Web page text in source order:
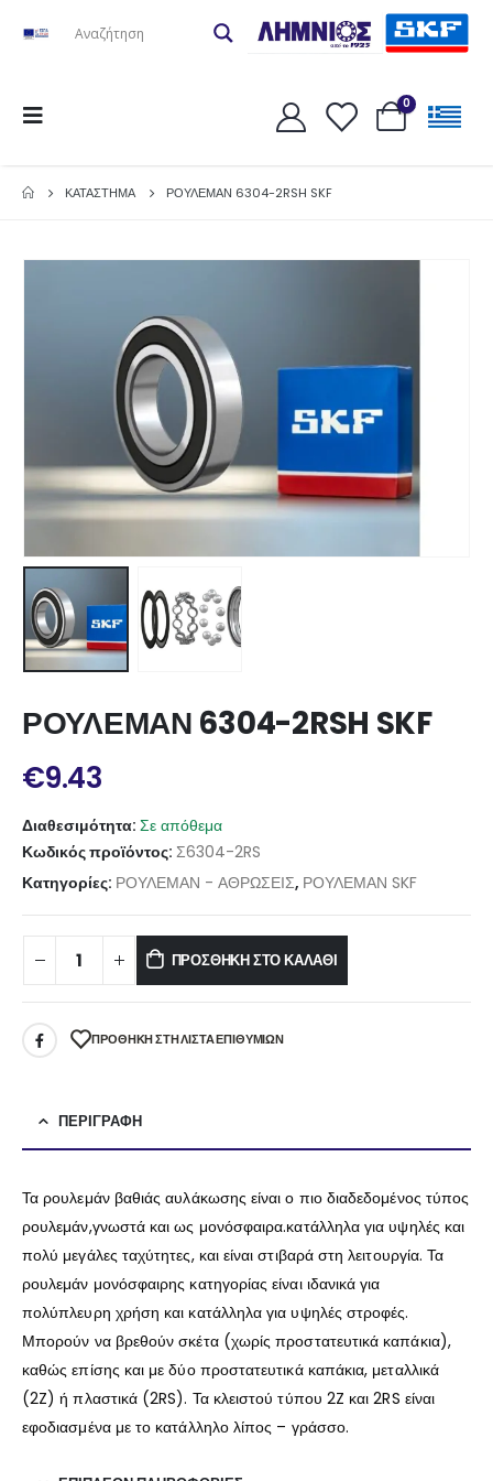
0
ΚΑΤΆΣΤΗΜΑ ΡΟΥΛΕΜΑΝ 6304-2RSH SKF
ΡΟΥΛΕΜΑΝ 6304-2RSH SKF
€9.43
Διαθεσιμότητα: Σε απόθεμα
Κωδικός προϊόντος: Σ6304-2RS
Κατηγορίες: ΡΟΥΛΕΜΑΝ - ΑΘΡΩΣΕΙΣ, ΡΟΥΛΕΜΑΝ SKF
ΠΡΟΣΘΉΚΗ ΣΤΟ ΚΑΛΆΘΙ
ΠΡΌΘΉΚΗ ΣΤΗ ΛΊΣΤΑ ΕΠΙΘΥΜΙΏΝ
ΠΕΡΙΓΡΑΦΉ
Τα ρουλεμάν βαθιάς αυλάκωσης είναι ο πιο διαδεδομένος τύπος
ρουλεμάν,γνωστά και ως μονόσφαιρα.κατάλληλα για υψηλές και
πολύ μεγάλες ταχύτητες, και είναι στιβαρά στη λειτουργία. Τα
ρουλεμάν μονόσφαιρης κατηγορίας είναι ιδανικά για
πολύπλευρη χρήση και κατάλληλα για υψηλές στροφές.
Μπορούν να βρεθούν σκέτα (χωρίς προστατευτικά καπάκια),
καθώς επίσης και με δύο προστατευτικά καπάκια, μεταλλικά
(2Z) ή πλαστικά (2RS). Τα κλειστού τύπου 2Z και 2RS είναι
εφοδιασμένα με το κατάλληλο λίπος – γράσσο.